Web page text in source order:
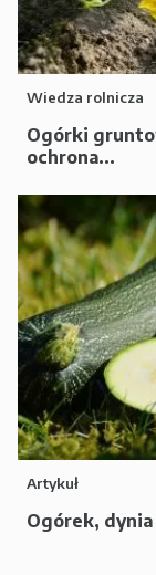
Wiedza rolnicza
Ogórki
ochrona...
Artykuł
Ogórek,